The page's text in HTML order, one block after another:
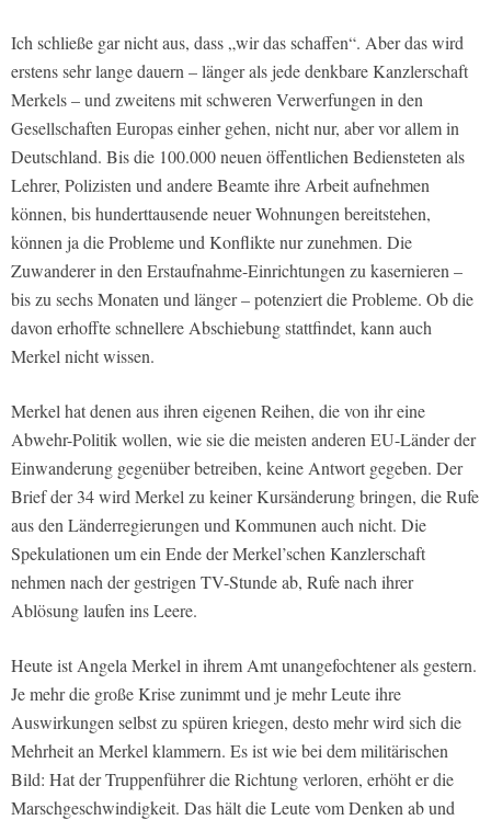
Ich schließe gar nicht aus, dass „wir das schaffen“. Aber das wird
erstens sehr lange dauern – länger als jede denkbare Kanzlerschaft
Merkels – und zweitens mit schweren Verwerfungen in den
Gesellschaften Europas einher gehen, nicht nur, aber vor allem in
Deutschland. Bis die 100.000 neuen öffentlichen Bediensteten als
Lehrer, Polizisten und andere Beamte ihre Arbeit aufnehmen
können, bis hunderttausende neuer Wohnungen bereitstehen,
können ja die Probleme und Konflikte nur zunehmen. Die
Zuwanderer in den Erstaufnahme-Einrichtungen zu kasernieren –
bis zu sechs Monaten und länger – potenziert die Probleme. Ob die
davon erhoffte schnellere Abschiebung stattfindet, kann auch
Merkel nicht wissen.
Merkel hat denen aus ihren eigenen Reihen, die von ihr eine
Abwehr-Politik wollen, wie sie die meisten anderen EU-Länder der
Einwanderung gegenüber betreiben, keine Antwort gegeben. Der
Brief der 34 wird Merkel zu keiner Kursänderung bringen, die Rufe
aus den Länderregierungen und Kommunen auch nicht. Die
Spekulationen um ein Ende der Merkel’schen Kanzlerschaft
nehmen nach der gestrigen TV-Stunde ab, Rufe nach ihrer
Ablösung laufen ins Leere.
Heute ist Angela Merkel in ihrem Amt unangefochtener als gestern.
Je mehr die große Krise zunimmt und je mehr Leute ihre
Auswirkungen selbst zu spüren kriegen, desto mehr wird sich die
Mehrheit an Merkel klammern. Es ist wie bei dem militärischen
Bild: Hat der Truppenführer die Richtung verloren, erhöht er die
Marschgeschwindigkeit. Das hält die Leute vom Denken ab und